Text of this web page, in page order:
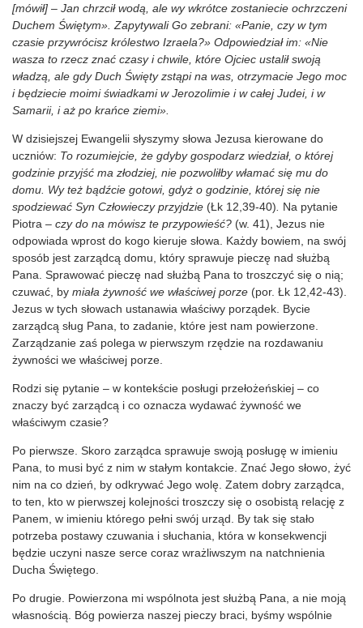
[mówił] – Jan chrzcił wodą, ale wy wkrótce zostaniecie ochrzczeni
Duchem Świętym». Zapytywali Go zebrani: «Panie, czy w tym
czasie przywrócisz królestwo Izraela?» Odpowiedział im: «Nie
wasza to rzecz znać czasy i chwile, które Ojciec ustalił swoją
władzą, ale gdy Duch Święty zstąpi na was, otrzymacie Jego moc
i będziecie moimi świadkami w Jerozolimie i w całej Judei, i w
Samarii, i aż po krańce ziemi».
W dzisiejszej Ewangelii słyszymy słowa Jezusa kierowane do
uczniów: To rozumiejcie, że gdyby gospodarz wiedział, o której
godzinie przyjść ma złodziej, nie pozwoliłby włamać się mu do
domu. Wy też bądźcie gotowi, gdyż o godzinie, której się nie
spodziewać Syn Człowieczy przyjdzie (Łk 12,39-40)
Na pytanie
Piotra – czy do na mówisz te przypowieść? (w. 41), Jezus nie
odpowiada wprost do kogo kieruje słowa. Każdy bowiem, na swój
sposób jest zarządcą domu, który sprawuje pieczę nad służbą
Pana. Sprawować pieczę nad służbą Pana to troszczyć się o nią;
czuwać, by miała żywność we właściwej porze (por. Łk 12,42-43).
Jezus w tych słowach ustanawia właściwy porządek. Bycie
zarządcą sług Pana, to zadanie, które jest nam powierzone.
Zarządzanie zaś polega w pierwszym rzędzie na rozdawaniu
żywności we właściwej porze.
Rodzi się pytanie – w kontekście posługi przełożeńskiej – co
znaczy być zarządcą i co oznacza wydawać żywność we
właściwym czasie?
Po pierwsze. Skoro zarządca sprawuje swoją posługę w imieniu
Pana, to musi być z nim w stałym kontakcie. Znać Jego słowo, żyć
nim na co dzień, by odkrywać Jego wolę. Zatem dobry zarządca,
to ten, kto w pierwszej kolejności troszczy się o osobistą relację z
Panem, w imieniu którego pełni swój urząd. By tak się stało
potrzeba postawy czuwania i słuchania, która w konsekwencji
będzie uczyni nasze serce coraz wrażliwszym na natchnienia
Ducha Świętego.
Po drugie. Powierzona mi wspólnota jest służbą Pana, a nie moją
własnością. Bóg powierza naszej pieczy braci, byśmy wspólnie